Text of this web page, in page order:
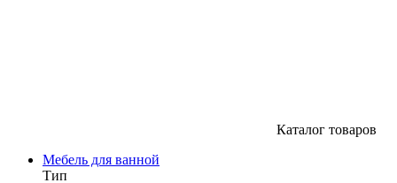
Каталог товаров
Мебель для ванной
Тип